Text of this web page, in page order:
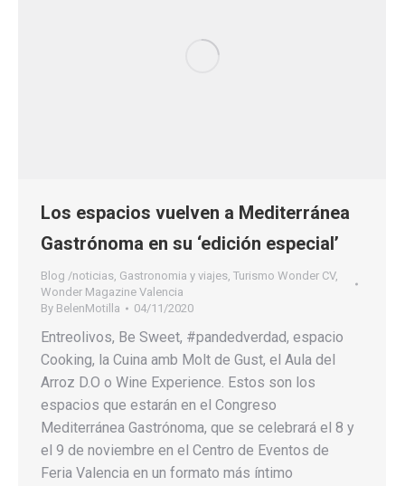
Los espacios vuelven a Mediterránea
Gastrónoma en su ‘edición especial’
Blog /noticias, Gastronomia y viajes, Turismo Wonder CV,
Wonder Magazine Valencia
By BelenMotilla 04/11/2020
Entreolivos, Be Sweet, #pandedverdad, espacio
Cooking, la Cuina amb Molt de Gust, el Aula del
Arroz D.O o Wine Experience. Estos son los
espacios que estarán en el Congreso
Mediterránea Gastrónoma, que se celebrará el 8 y
el 9 de noviembre en el Centro de Eventos de
Feria Valencia en un formato más íntimo